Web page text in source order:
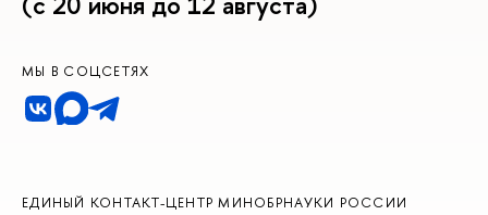
МЫ В СОЦСЕТЯХ
ЕДИНЫЙ КОНТАКТ-ЦЕНТР МИНОБРНАУКИ РОССИИ